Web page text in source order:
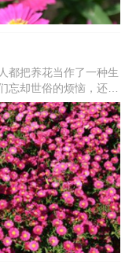
都把养花当作了一种生
忘却世俗的烦恼，还能
很多禁忌的，例如你养
问题，就像我们今天说
毒吗？相信很多人都不